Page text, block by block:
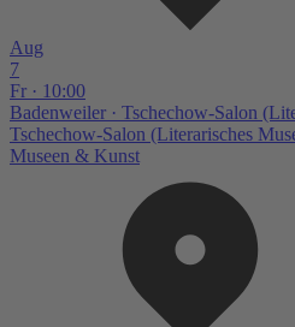
Aug
7
Fr · 10:00
Badenweiler · Tschechow-Salon
Tschechow-Salon (Literarisches
Museen & Kunst